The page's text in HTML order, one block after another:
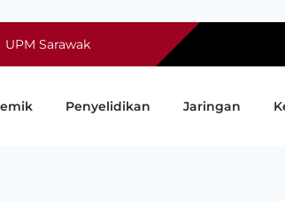
UPM Sarawak
Penyelidikan Jaringan